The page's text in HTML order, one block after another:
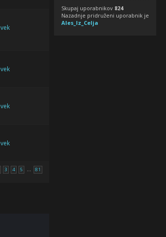
3 4 5 81
Skupaj uporabnikov 824
Nazadnje pridruženi uporabnik je
Ales_Iz_Celja